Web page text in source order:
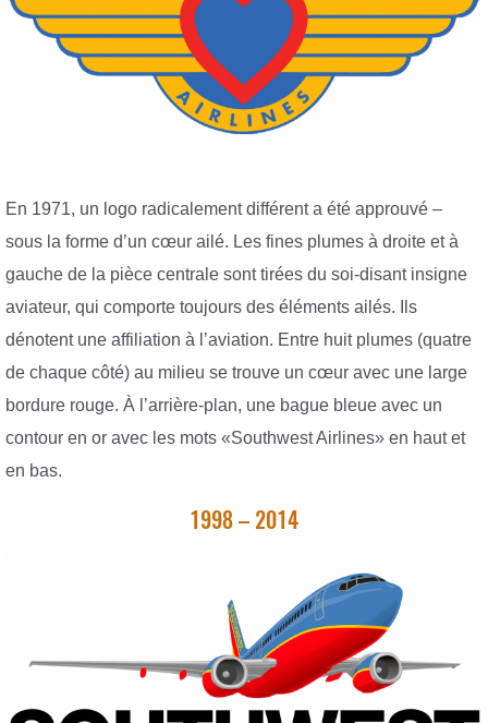
En 1971, un logo radicalement différent a été approuvé –
sous la forme d’un cœur ailé. Les fines plumes à droite et à
gauche de la pièce centrale sont tirées du soi-disant insigne
aviateur, qui comporte toujours des éléments ailés. Ils
dénotent une affiliation à l’aviation. Entre huit plumes (quatre
de chaque côté) au milieu se trouve un cœur avec une large
bordure rouge. À l’arrière-plan, une bague bleue avec un
contour en or avec les mots «Southwest Airlines» en haut et
en bas.
1998 – 2014